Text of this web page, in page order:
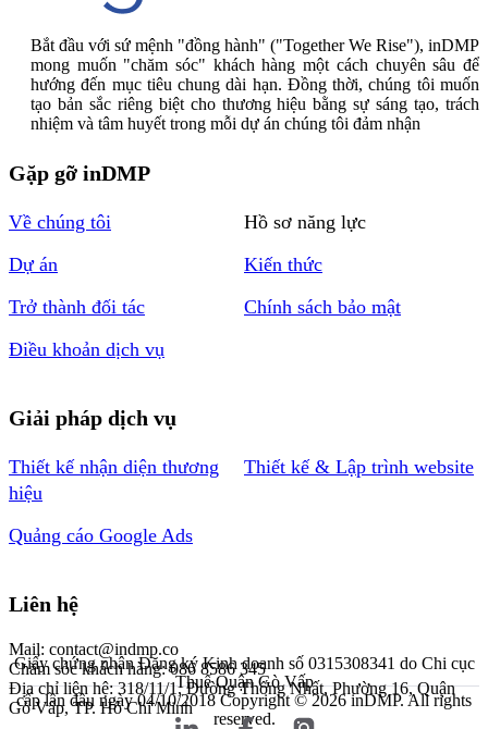
Bắt đầu với sứ mệnh "đồng hành" ("Together We Rise"), inDMP
mong muốn "chăm sóc" khách hàng một cách chuyên sâu để
hướng đến mục tiêu chung dài hạn. Đồng thời, chúng tôi muốn
tạo bản sắc riêng biệt cho thương hiệu bằng sự sáng tạo, trách
nhiệm và tâm huyết trong mỗi dự án chúng tôi đảm nhận
Gặp gỡ inDMP
Về chúng tôi
Hồ sơ năng lực
Dự án
Kiến thức
Trở thành đối tác
Chính sách bảo mật
Điều khoản dịch vụ
Giải pháp dịch vụ
Thiết kế nhận diện thương
hiệu
Thiết kế & Lập trình website
Quảng cáo Google Ads
Liên hệ
Mail: contact@indmp.co
Chăm sóc khách hàng: 086 8586 345
Địa chỉ liên hệ: 318/11/1, Đường Thống Nhất, Phường 16, Quận
Gò Vấp, TP. Hồ Chí Minh
Giấy chứng nhận Đăng ký Kinh doanh số 0315308341 do Chi cục
Thuế Quận Gò Vấp
cấp lần đầu ngày 04/10/2018Copyright © 2026 inDMP. All rights
reserved.